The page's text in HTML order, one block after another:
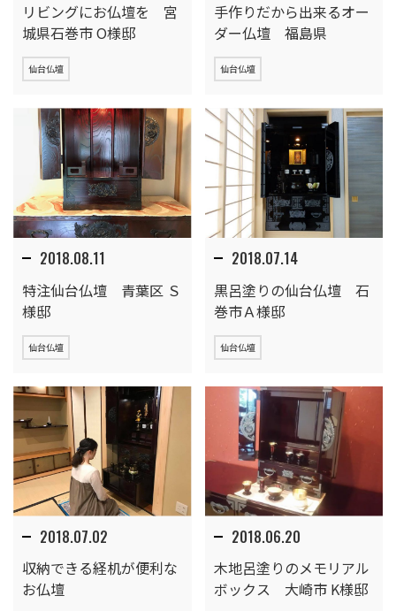
リビングにお仏壇を 宮
城県石巻市 O様邸
仙台仏壇
手作りだから出来るオー
ダー仏壇 福島県
仙台仏壇
2018.08.11
特注仙台仏壇 青葉区 Ｓ
様邸
仙台仏壇
2018.07.14
黒呂塗りの仙台仏壇 石
巻市Ａ様邸
仙台仏壇
2018.07.02
収納できる経机が便利な
お仏壇
2018.06.20
木地呂塗りのメモリアル
ボックス 大崎市 K様邸